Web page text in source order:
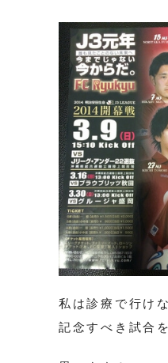
私は診療で行け
記念すべき試合